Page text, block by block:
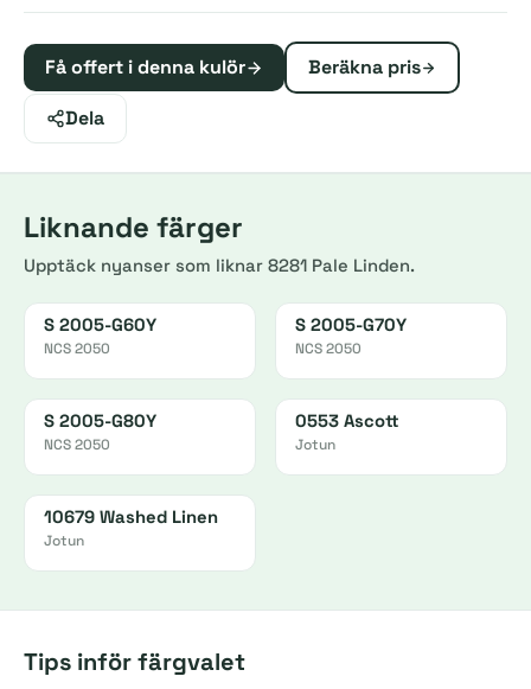
Få offert i denna kulör Beräkna pris
Dela
Liknande färger
Upptäck nyanser som liknar 8281 Pale Linden.
S 2005-G60Y
NCS 2050
S 2005-G70Y
NCS 2050
S 2005-G80Y
NCS 2050
0553 Ascott
Jotun
10679 Washed Linen
Jotun
Tips inför färgvalet